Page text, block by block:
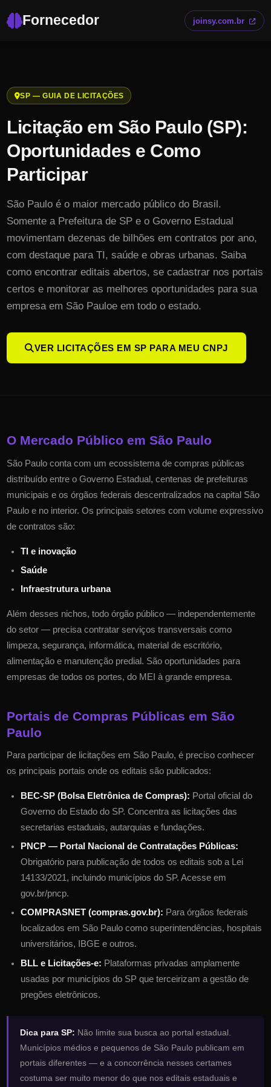
Fornecedor joinsy.com.br
SP — GUIA DE LICITAÇÕES
Licitação em São Paulo(SP):
Oportunidades e Como
Participar
São Paulo é o maior mercado público do Brasil.
Somente a Prefeitura de SP e o Governo Estadual
movimentam dezenas de bilhões em contratos por ano,
com destaque para TI, saúde e obras urbanas. Saiba
como encontrar editais abertos, se cadastrar nos portais
certos e monitorar as melhores oportunidades para sua
empresa em São Pauloe em todo o estado.
VER LICITAÇÕES EM SP PARA MEU CNPJ
O Mercado Público emSão Paulo
São Paulo conta com um ecossistema de compras públicas
distribuído entre o Governo Estadual, centenas de prefeituras
municipais e os órgãos federais descentralizados na capital São
Paulo e no interior. Os principais setores com volume expressivo
de contratos são:
TI e inovação
Saúde
Infraestrutura urbana
Além desses nichos, todo órgão público — independentemente
do setor — precisa contratar serviços transversais como
limpeza, segurança, informática, material de escritório,
alimentação e manutenção predial. São oportunidades para
empresas de todos os portes, do MEI à grande empresa.
Portais de Compras Públicas emSão
Paulo
Para participar de licitações em São Paulo, é preciso conhecer
os principais portais onde os editais são publicados:
BEC-SP (Bolsa Eletrônica de Compras): Portal oficial do
Governo do Estado do SP. Concentra as licitações das
secretarias estaduais, autarquias e fundações.
PNCP — Portal Nacional de Contratações Públicas:
Obrigatório para publicação de todos os editais sob a Lei
14133/2021, incluindo municípios do SP. Acesse em
gov.br/pncp.
COMPRASNET (compras.gov.br): Para órgãos federais
localizados em São Paulocomo superintendências, hospitais
universitários, IBGE e outros.
BLL e Licitações-e: Plataformas privadas amplamente
usadas por municípios do SPque terceirizam a gestão de
pregões eletrônicos.
Dica para SP: Não limite sua busca ao portal estadual.
Municípios médios e pequenos de São Paulo publicam em
portais diferentes — e a concorrência nesses certames
costuma ser muito menor do que nos editais estaduais e